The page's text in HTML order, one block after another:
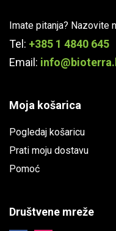
Imate pitanja? Nazovite
Tel: +385 1 4840 645
Email:
Moja košarica
Pogledaj košaricu
Prati moju dostavu
Pomoć
Društvene mreže